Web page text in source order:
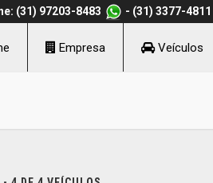
(31) 97203-8483 - (31) 3377-4811
Empresa Veículos